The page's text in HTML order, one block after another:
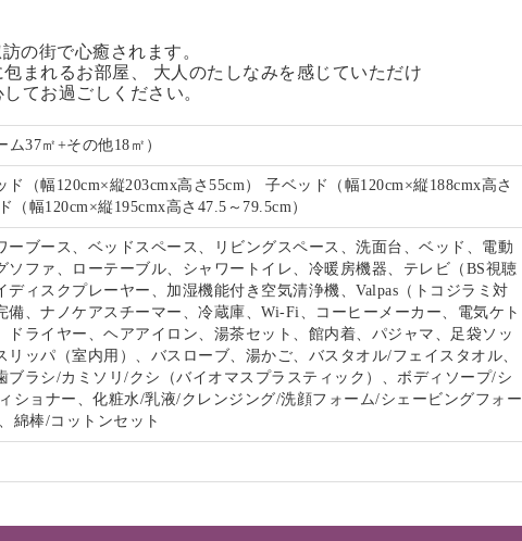
の街で心癒されます。
まれるお部屋、 大人のたしなみを感じていただけ
てお過ごしください。
37㎡+その他18㎡）
（幅120cm×縦203cmx高さ55cm） 子ベッド（幅120cm×縦188cmx高さ
（幅120cm×縦195cmx高さ47.5～79.5cm）
ーブース、ベッドスペース、リビングスペース、洗面台、ベッド、電動
ソファ、ローテーブル、シャワートイレ、冷暖房機器、テレビ（BS視聴
ディスクプレーヤー、加湿機能付き空気清浄機、Valpas（トコジラミ対
備、ナノケアスチーマー、冷蔵庫、Wi-Fi、コーヒーメーカー、電気ケト
ドライヤー、ヘアアイロン、湯茶セット、館内着、パジャマ、足袋ソッ
リッパ（室内用）、バスローブ、湯かご、バスタオル/フェイスタオル、
ブラシ/カミソリ/クシ（バイオマスプラスティック）、ボディソープ/シ
ショナー、化粧水/乳液/クレンジング/洗顔フォーム/シェービングフォー
綿棒/コットンセット